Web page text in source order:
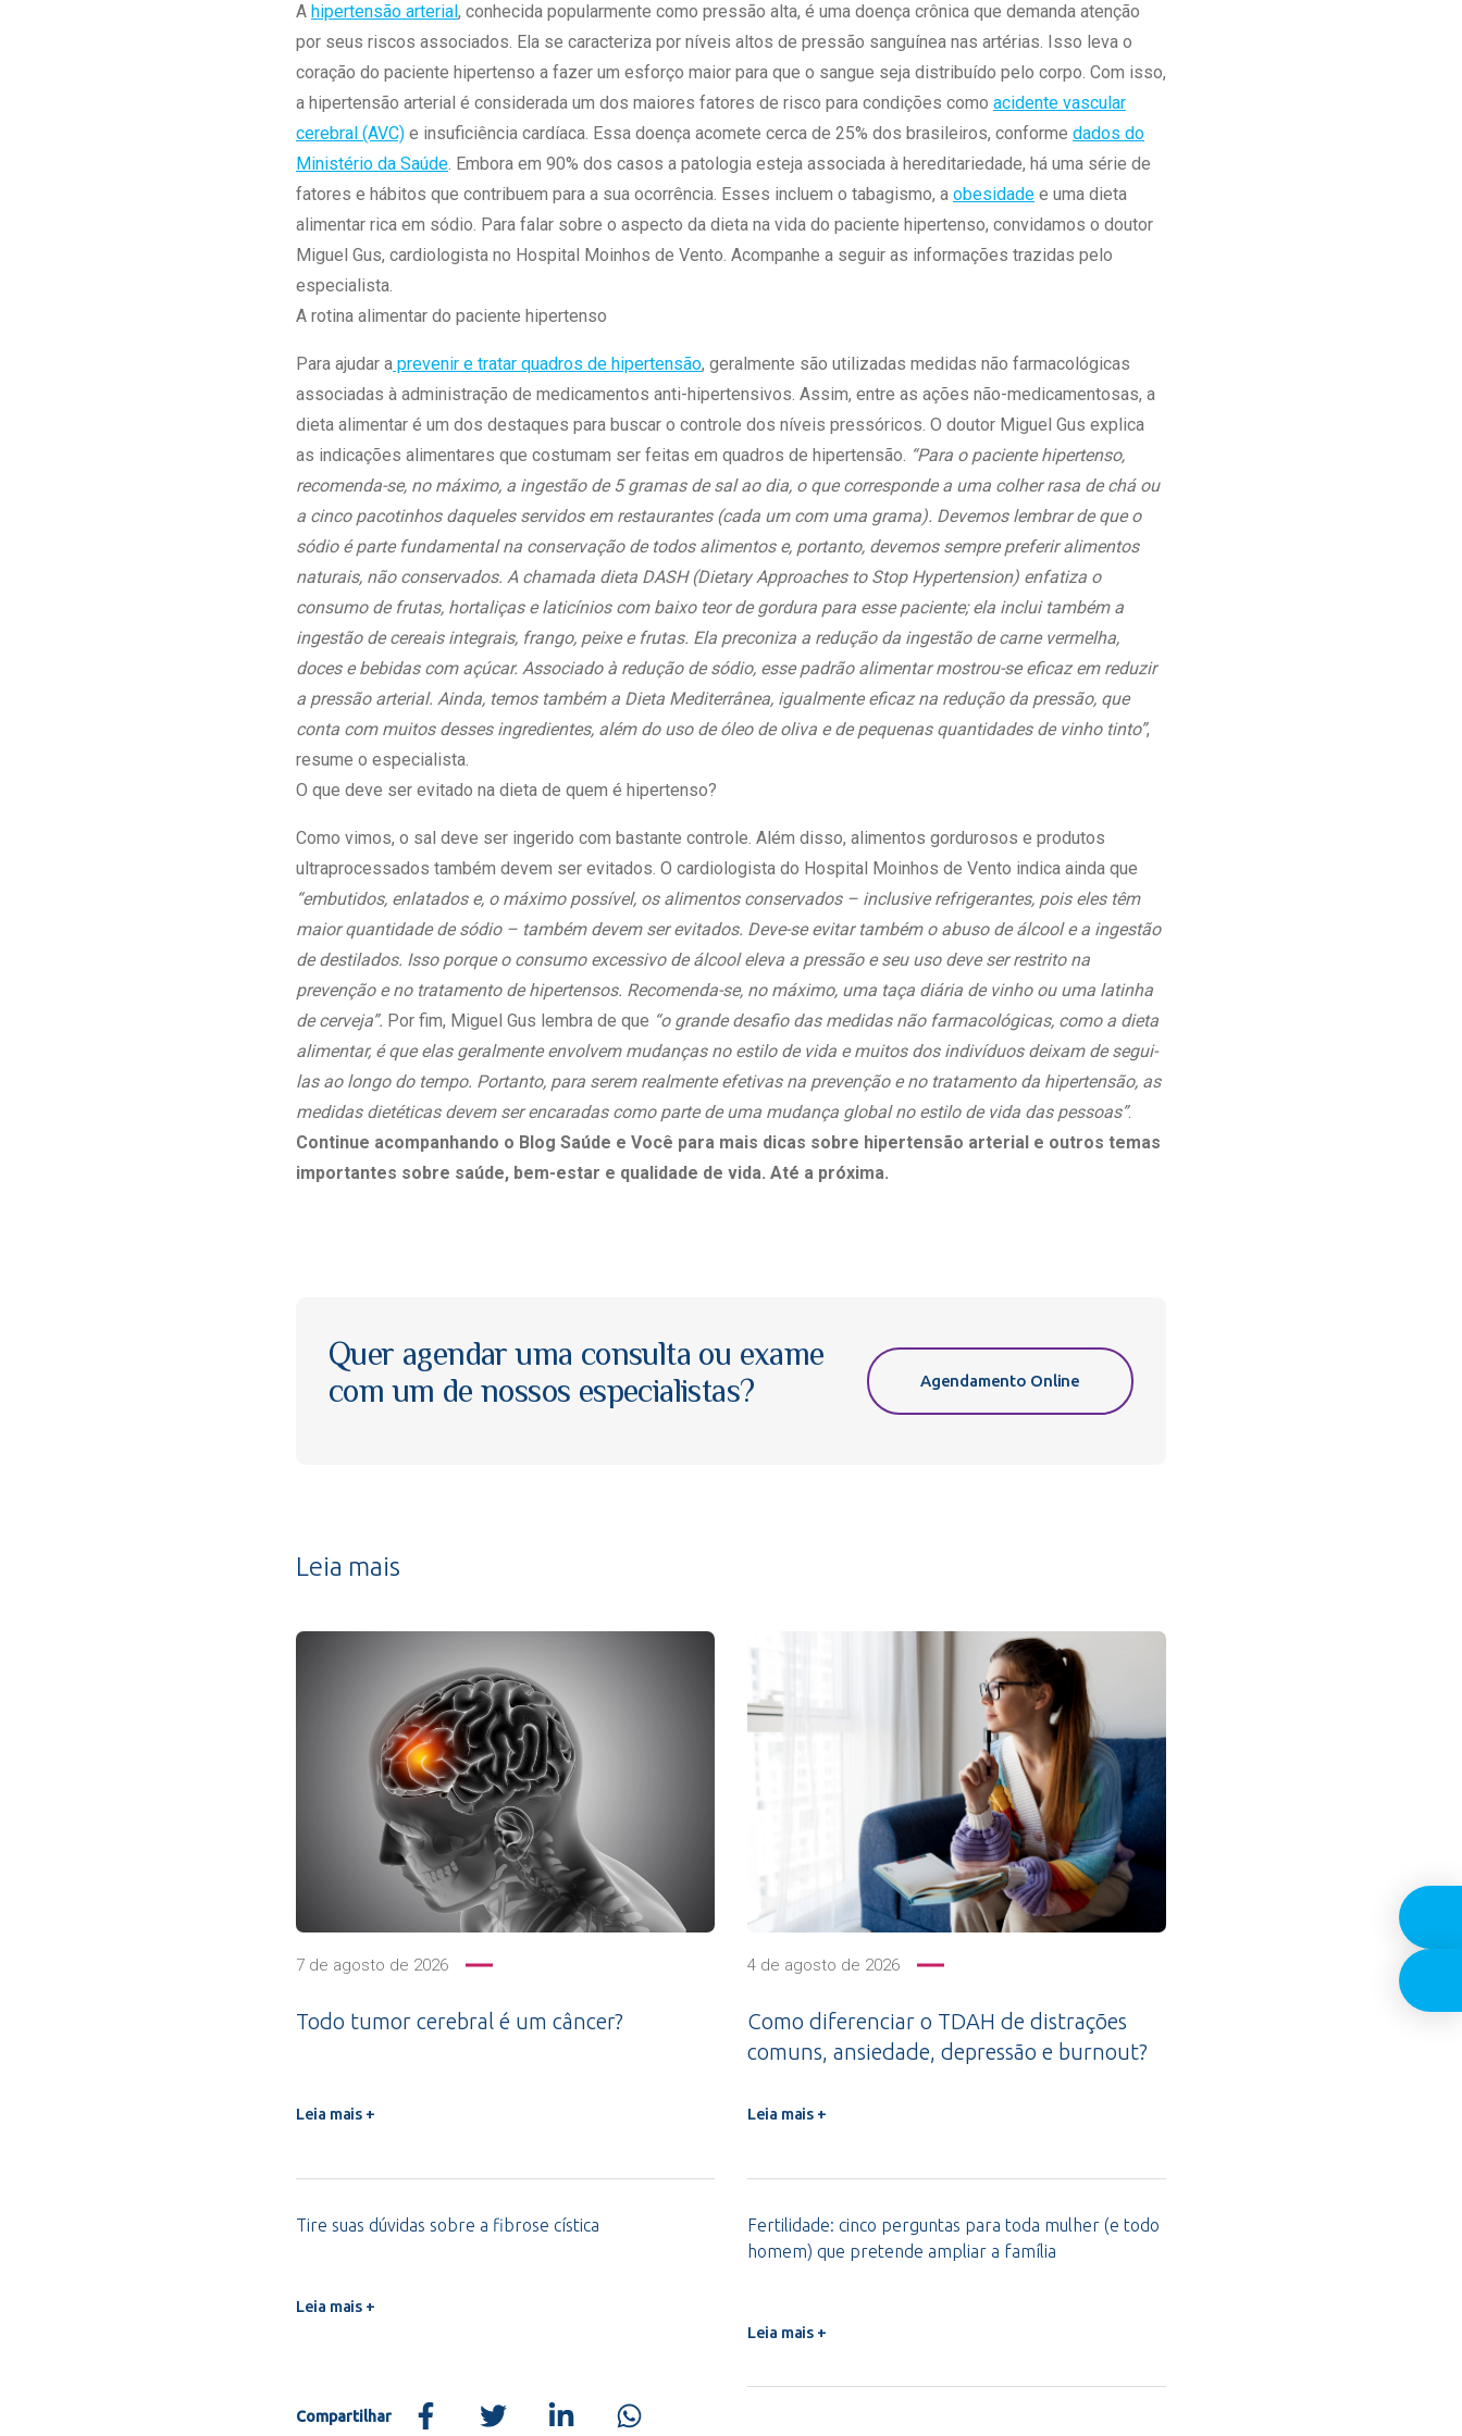
Estrutura de Gestão
Exames - Portal Médico
Farmácia
Fisioterapia
Quem Somos
Responsabilidade Ambiental
Responsabilidade Social
Serviço Social
Empresas
Tele Interconsultas
Cabine Telemedicina
Gestão do Cuidado
A hipertensão arterial, conhecida popularmente como pressão alta, é uma doença crônica que demanda atenção
por seus riscos associados. Ela se caracteriza por níveis altos de pressão sanguínea nas artérias. Isso leva o
coração do paciente hipertenso a fazer um esforço maior para que o sangue seja distribuído pelo corpo. Com isso,
a hipertensão arterial é considerada um dos maiores fatores de risco para condições como acidente vascular
cerebral (AVC) e insuficiência cardíaca. Essa doença acomete cerca de 25% dos brasileiros, conforme dados do
Ministério da Saúde. Embora em 90% dos casos a patologia esteja associada à hereditariedade, há uma série de
fatores e hábitos que contribuem para a sua ocorrência. Esses incluem o tabagismo, a obesidade e uma dieta
alimentar rica em sódio. Para falar sobre o aspecto da dieta na vida do paciente hipertenso, convidamos o doutor
Miguel Gus, cardiologista no Hospital Moinhos de Vento. Acompanhe a seguir as informações trazidas pelo
especialista.
A rotina alimentar do paciente hipertenso
Para ajudar a prevenir e tratar quadros de hipertensão, geralmente são utilizadas medidas não farmacológicas
associadas à administração de medicamentos anti-hipertensivos. Assim, entre as ações não-medicamentosas, a
dieta alimentar é um dos destaques para buscar o controle dos níveis pressóricos. O doutor Miguel Gus explica
as indicações alimentares que costumam ser feitas em quadros de hipertensão. “Para o paciente hipertenso,
recomenda-se, no máximo, a ingestão de 5 gramas de sal ao dia, o que corresponde a uma colher rasa de chá ou
a cinco pacotinhos daqueles servidos em restaurantes (cada um com uma grama). Devemos lembrar de que o
sódio é parte fundamental na conservação de todos alimentos e, portanto, devemos sempre preferir alimentos
naturais, não conservados. A chamada dieta DASH (Dietary Approaches to Stop Hypertension) enfatiza o
consumo de frutas, hortaliças e laticínios com baixo teor de gordura para esse paciente; ela inclui também a
ingestão de cereais integrais, frango, peixe e frutas. Ela preconiza a redução da ingestão de carne vermelha,
doces e bebidas com açúcar. Associado à redução de sódio, esse padrão alimentar mostrou-se eficaz em reduzir
a pressão arterial. Ainda, temos também a Dieta Mediterrânea, igualmente eficaz na redução da pressão, que
conta com muitos desses ingredientes, além do uso de óleo de oliva e de pequenas quantidades de vinho tinto”,
resume o especialista.
O que deve ser evitado na dieta de quem é hipertenso?
Como vimos, o sal deve ser ingerido com bastante controle. Além disso, alimentos gordurosos e produtos
ultraprocessados também devem ser evitados. O cardiologista do Hospital Moinhos de Vento indica ainda que
“embutidos, enlatados e, o máximo possível, os alimentos conservados – inclusive refrigerantes, pois eles têm
maior quantidade de sódio – também devem ser evitados. Deve-se evitar também o abuso de álcool e a ingestão
de destilados. Isso porque o consumo excessivo de álcool eleva a pressão e seu uso deve ser restrito na
prevenção e no tratamento de hipertensos. Recomenda-se, no máximo, uma taça diária de vinho ou uma latinha
de cerveja”. Por fim, Miguel Gus lembra de que “o grande desafio das medidas não farmacológicas, como a dieta
alimentar, é que elas geralmente envolvem mudanças no estilo de vida e muitos dos indivíduos deixam de segui-
las ao longo do tempo. Portanto, para serem realmente efetivas na prevenção e no tratamento da hipertensão, as
medidas dietéticas devem ser encaradas como parte de uma mudança global no estilo de vida das pessoas”.
Continue acompanhando o Blog Saúde e Você para mais dicas sobre hipertensão arterial e outros temas
importantes sobre saúde, bem-estar e qualidade de vida. Até a próxima.
Quer agendar uma consulta ou exame
com um de nossos especialistas?
Agendamento Online
Leia mais
7 de agosto de 2026
Todo tumor cerebral é um câncer?
Leia mais +
4 de agosto de 2026
Como diferenciar o TDAH de distrações
comuns, ansiedade, depressão e burnout?
Leia mais +
Tire suas dúvidas sobre a fibrose cística
Leia mais +
Fertilidade: cinco perguntas para toda mulher (e todo
homem) que pretende ampliar a família
Leia mais +
Compartilhar